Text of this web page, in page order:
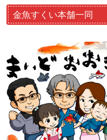
金魚すくい本舗一同